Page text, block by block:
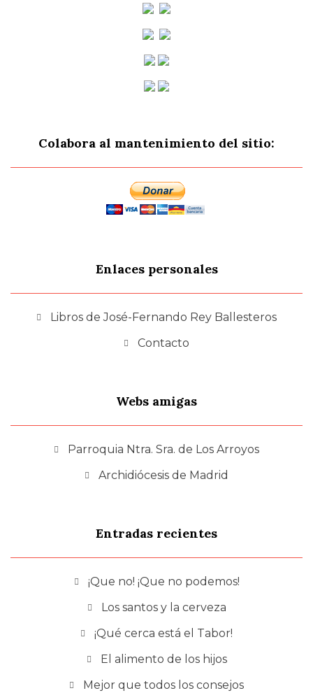
Colabora al mantenimiento del sitio:
Enlaces personales
Libros de José-Fernando Rey Ballesteros
Contacto
Webs amigas
Parroquia Ntra. Sra. de Los Arroyos
Archidiócesis de Madrid
Entradas recientes
¡Que no! ¡Que no podemos!
Los santos y la cerveza
¡Qué cerca está el Tabor!
El alimento de los hijos
Mejor que todos los consejos